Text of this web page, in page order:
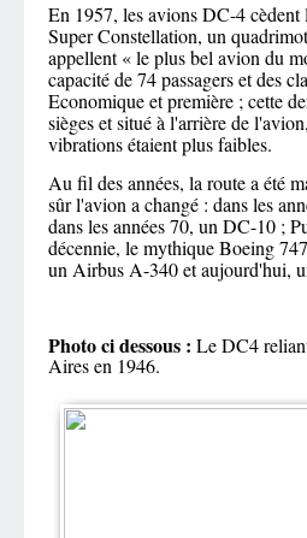
En 1957, les avions DC-4
Super Constellation, un
appellent « le plus bel avion du
capacité de 74 passagers et des
Economique et première ; cette
sièges et situé à l'arrière de
vibrations étaient plus faibles.
Au fil des années, la route a été
sûr l'avion a changé : dans les
dans les années 70, un DC-10 ;
décennie, le mythique Boeing
un Airbus A-340 et aujourd'hui,
Photo ci dessous : Le DC4
Aires en 1946.